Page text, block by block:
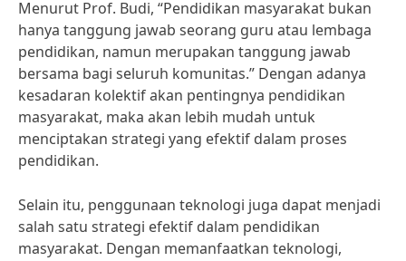
Menurut Prof. Budi, “Pendidikan masyarakat bukan
hanya tanggung jawab seorang guru atau lembaga
pendidikan, namun merupakan tanggung jawab
bersama bagi seluruh komunitas.” Dengan adanya
kesadaran kolektif akan pentingnya pendidikan
masyarakat, maka akan lebih mudah untuk
menciptakan strategi yang efektif dalam proses
pendidikan.
Selain itu, penggunaan teknologi juga dapat menjadi
salah satu strategi efektif dalam pendidikan
masyarakat. Dengan memanfaatkan teknologi,